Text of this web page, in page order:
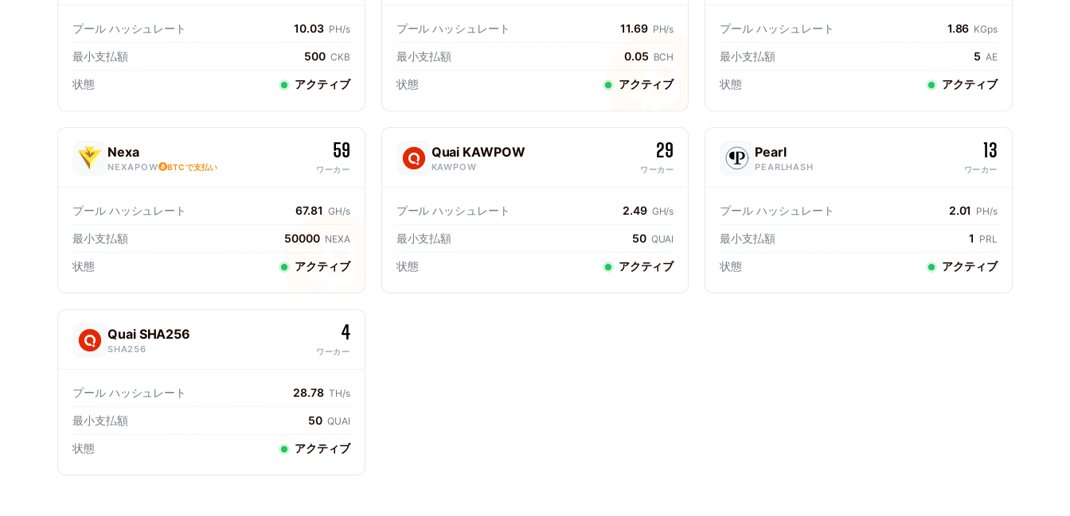
プール ハッシュレート 10.03 PH/s
最小支払額 500 CKB
状態 アクティブ
プール ハッシュレート 11.69 PH/s
最小支払額 0.05 BCH
状態 アクティブ
プール ハッシュレート 1.86 KGps
最小支払額 5 AE
状態 アクティブ
Nexa
NEXAPOW BTCで支払い
59
ワーカー
プール ハッシュレート 67.81 GH/s
最小支払額 50000 NEXA
状態 アクティブ
Quai KAWPOW
KAWPOW
29
ワーカー
プール ハッシュレート 2.49 GH/s
最小支払額 50 QUAI
状態 アクティブ
Pearl
PEARLHASH
13
ワーカー
プール ハッシュレート 2.01 PH/s
最小支払額 1 PRL
状態 アクティブ
Quai SHA256
SHA256
4
ワーカー
プール ハッシュレート 28.78 TH/s
最小支払額 50 QUAI
状態 アクティブ